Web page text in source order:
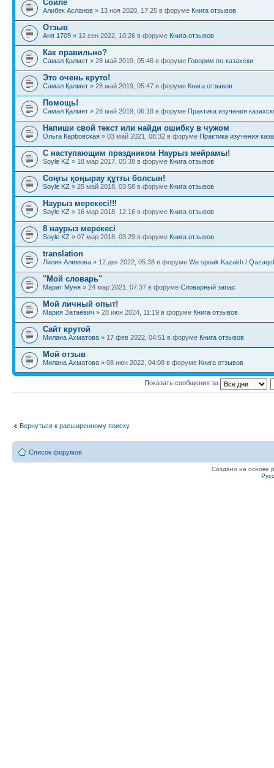
Сойле
Алибек Асланов » 13 ноя 2020, 17:25 в форуме Книга отзывов
Отзыв
Аня 1709 » 12 сен 2022, 10:26 в форуме Книга отзывов
Как правильно?
Самал Қалмет » 28 май 2019, 05:46 в форуме Говорим по-казахски
Это очень круто!
Самал Қалмет » 28 май 2019, 05:47 в форуме Книга отзывов
Помощь!
Самал Қалмет » 28 май 2019, 06:18 в форуме Практика изучения
Напиши свой текст или найди ошибку в чужом
Ольга Карbовская » 03 май 2021, 08:32 в форуме Практика изучения
С наступающим праздником Наурыз мейрамы!
Soyle KZ » 18 мар 2017, 05:38 в форуме Книга отзывов
Соңғы қоңырау құтты болсын!
Soyle KZ » 25 май 2018, 03:58 в форуме Книга отзывов
Наурыз мерекесі!!!
Soyle KZ » 16 мар 2018, 12:16 в форуме Книга отзывов
8 наурыз мерекесі
Soyle KZ » 07 мар 2018, 03:29 в форуме Книга отзывов
translation
Лилия Алимова » 12 дек 2022, 05:38 в форуме We speak Kazakh /
"Мой словарь"
Марат Муня » 24 мар 2021, 07:37 в форуме Словарный запас
Мой личный опыт!
Мария Затаевич » 28 июн 2024, 11:19 в форуме Книга отзывов
Сайт крутой
Милана Ахматова » 17 фев 2022, 04:51 в форуме Книга отзывов
Мой отзыв
Милана Ахматова » 08 июн 2022, 04:08 в форуме Книга отзывов
Показать сообщения за
Вернуться к расширенному поиску
Список форумов
Создано на основе